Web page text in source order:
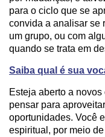
para o ciclo que se
convida a analisar se
um grupo, ou com
quando se trata em
Saiba qual é sua
Esteja aberto a
pensar para
oportunidades. Você
espiritual, por meio